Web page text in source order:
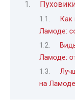
Как
Ламоде:
Ламоде:
на